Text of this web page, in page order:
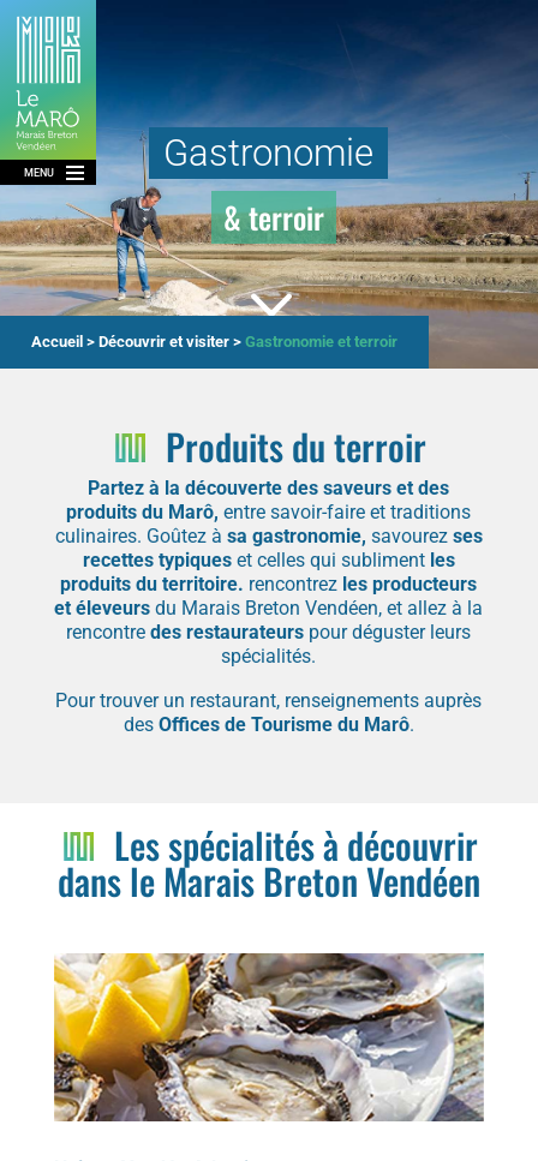
Gastronomie
& terroir
3
Accueil > Découvrir et visiter > Gastronomie et terroir
Produits du terroir
Partez à la découverte des saveurs et des
produits du Marô, entre savoir-faire et traditions
culinaires. Goûtez à sa gastronomie, savourez ses
recettes typiqueset celles qui subliment les
produits du territoire. rencontrez les producteurs
et éleveurs du Marais Breton Vendéen, et allez à la
rencontredes restaurateurs pour déguster leurs
spécialités.
Pour trouver un restaurant, renseignements auprès
des Offices de Tourisme du Marô.
Les spécialités à découvrir
dans le Marais Breton Vendéen
MENU